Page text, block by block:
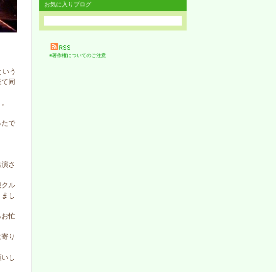
う
同
たで
さ
ル
し
忙
り
し
お気に入りブログ
RSS
※著作権についてのご注意